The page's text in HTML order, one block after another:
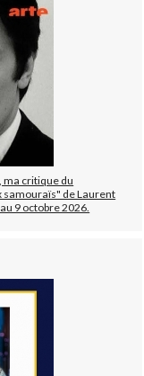
critique du
samouraïs" de Laurent
9 octobre 2026.